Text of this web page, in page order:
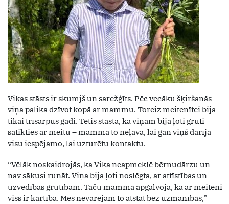
Vikas stāsts ir skumjš un sarežģīts. Pēc vecāku šķiršanās
viņa palika dzīvot kopā ar mammu. Toreiz meitenītei bija
tikai trīsarpus gadi. Tētis stāsta, ka viņam bija ļoti grūti
satikties ar meitu – mamma to neļāva, lai gan viņš darīja
visu iespējamo, lai uzturētu kontaktu.
“Vēlāk noskaidrojās, ka Vika neapmeklē bērnudārzu un
nav sākusi runāt. Viņa bija ļoti noslēgta, ar attīstības un
uzvedības grūtībām. Taču mamma apgalvoja, ka ar meiteni
viss ir kārtībā. Mēs nevarējām to atstāt bez uzmanības,”